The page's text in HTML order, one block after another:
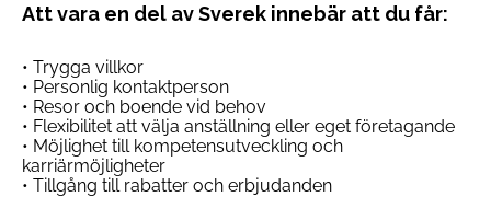
Att vara en del av Sverek innebär att du får:
• Trygga villkor
• Personlig kontaktperson
• Resor och boende vid behov
• Flexibilitet att välja anställning eller eget företagande
• Möjlighet till kompetensutveckling och
karriärmöjligheter
• Tillgång till rabatter och erbjudanden